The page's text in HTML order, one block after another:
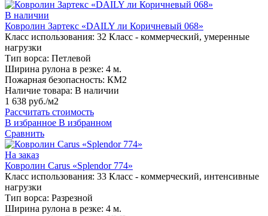
В наличии
Ковролин Зартекс «DAILY ли Коричневый 068»
Класс использования: 32 Класс - коммерческий, умеренные
нагрузки
Тип ворса: Петлевой
Ширина рулона в резке: 4 м.
Пожарная безопасность: КМ2
Наличие товара: В наличии
1 638 руб./м2
Рассчитать стоимость
В избранное В избранном
Сравнить
На заказ
Ковролин Carus «Splendor 774»
Класс использования: 33 Класс - коммерческий, интенсивные
нагрузки
Тип ворса: Разрезной
Ширина рулона в резке: 4 м.